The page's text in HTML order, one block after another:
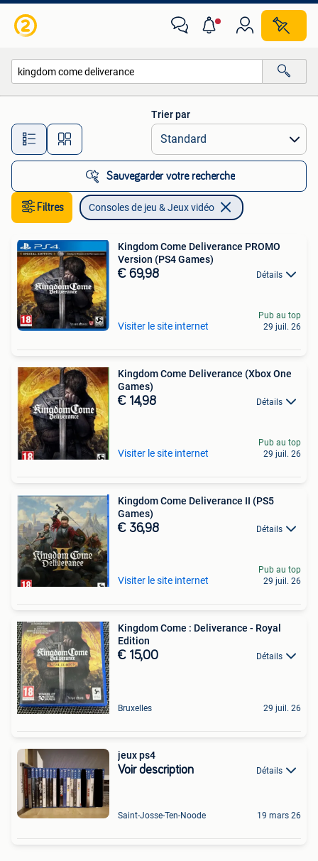
Toutes les distances…
Trier par
Sauvegarder votre recherche
Filtres Consoles de jeu & Jeux vidéo
Kingdom Come Deliverance PROMO
Version (PS4 Games)
€ 69,98 Détails
Visiter le site internet
Pub au top
29 juil. 26
Kingdom Come Deliverance (Xbox One
Games)
€ 14,98 Détails
Visiter le site internet
Pub au top
29 juil. 26
Kingdom Come Deliverance II (PS5
Games)
€ 36,98 Détails
Visiter le site internet
Pub au top
29 juil. 26
Kingdom Come : Deliverance - Royal
Edition
€ 15,00 Détails
Bruxelles 29 juil. 26
jeux ps4
Voir description Détails
Saint-Josse-Ten-Noode 19 mars 26